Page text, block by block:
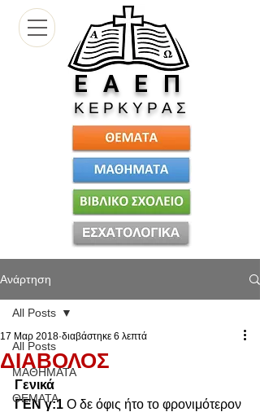
Ε Α Ε Π
Κ Ε Ρ Κ Υ Ρ Α Σ
Ανάρτηση
All Posts
ΜΑΘΗΜΑΤΑ
ΘΕΜΑΤΑ
All Posts
ΔΙΑΒΟΛΟΣ
17 Μαρ 2018 διαβάστηκε 6 λεπτά
Γενικά
ΓΕΝ γ:1 Ο δε όφις ήτο το φρονιμότερον